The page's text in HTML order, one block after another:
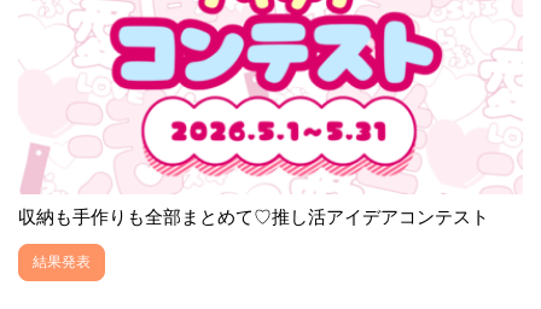
収納も手作りも全部まとめて♡推し活アイデアコンテスト
結果発表